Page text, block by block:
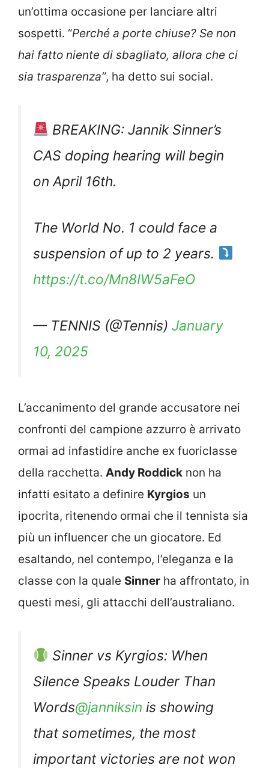
un’ottima occasione per lanciare altri
sospetti. “Perché a porte chiuse? Se non
hai fatto niente di sbagliato, allora che ci
sia trasparenza”, ha detto sui social.
BREAKING: Jannik Sinner’s
CAS doping hearing will begin
on April 16th.
The World No. 1 could face a
suspension of up to 2 years.
https://t.co/Mn8IW5aFeO
— TENNIS (@Tennis) January
10, 2025
L’accanimento del grande accusatore nei
confronti del campione azzurro è arrivato
ormai ad infastidire anche ex fuoriclasse
della racchetta. Andy Roddick non ha
infatti esitato a definire Kyrgios un
ipocrita, ritenendo ormai che il tennista sia
più un influencer che un giocatore. Ed
esaltando, nel contempo, l’eleganza e la
classe con la quale Sinner ha affrontato, in
questi mesi, gli attacchi dell’australiano.
Sinner vs Kyrgios: When
Silence Speaks Louder Than
Words@janniksin is showing
that sometimes, the most
important victories are not won